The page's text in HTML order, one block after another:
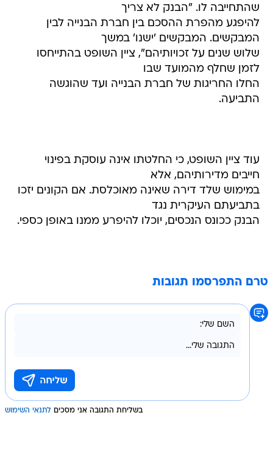
שהתחייבה לו. "הבנק לא צריך
להיפגע מהפרת ההסכם בין חברת הבנייה לבין
המבקשים. המבקשים 'ישנו' במשך
שלוש שנים על זכויותיהם", ציין השופט בהתייחסו
לזמן שחלף מהמועד שבו
החלו החריגות של חברת הבנייה ועד שהוגשה
התביעה.
עוד ציין השופט, כי החלטתו אינה עוסקת בפינוי
חייבים מדירותיהם, אלא
במימוש שלד דירה שאינה מאוכלסת. אם הקונים יזכו
בתביעתם העיקרית נגד
הבנק ככונס הנכסים, יוכלו להיפרע ממנו באופן כספי.
טרם התפרסמו תגובות
בשליחת התגובה אני מסכים לתנאי השימוש